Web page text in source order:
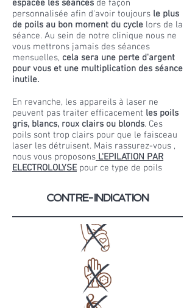
espacée les séances de façon
personnalisée afin d'avoir toujours le plus
de poils au bon moment du cycle lors de la
séance. Au sein de notre clinique nous ne
vous mettrons jamais des séances
mensuelles, cela sera une perte d'argent
pour vous et une multiplication des séance
inutile.
En revanche, les appareils à laser ne
peuvent pas traiter efficacement les poils
gris, blancs, roux clairs ou blonds. Ces
poils sont trop clairs pour que le faisceau
laser les détruisent. Mais rassurez-vous ,
nous vous proposons L'EPILATION PAR
ELECTROLOLYSEpour ce type de poils
CONTRE-INDICATION